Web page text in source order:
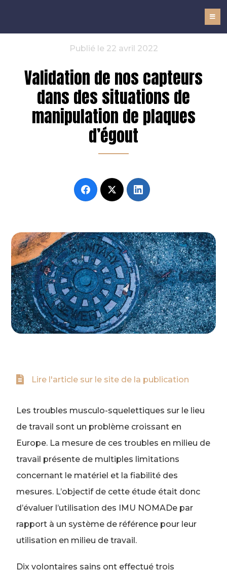
Publié le 22 avril 2022
Validation de nos capteurs
dans des situations de
manipulation de plaques
d’égout
Les troubles musculo-squelettiques sur le lieu
de travail sont un problème croissant en
Europe. La mesure de ces troubles en milieu de
travail présente de multiples limitations
concernant le matériel et la fiabilité des
mesures. L’objectif de cette étude était donc
d’évaluer l’utilisation des IMU NOMADe par
rapport à un système de référence pour leur
utilisation en milieu de travail.
Dix volontaires sains ont effectué trois
Lire l'article sur le site de la publication